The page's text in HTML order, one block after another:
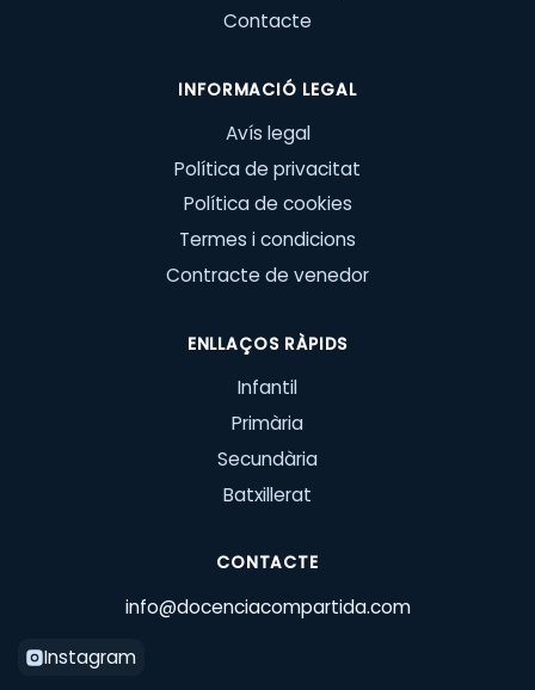
Contacte
INFORMACIÓ LEGAL
Avís legal
Política de privacitat
Política de cookies
Termes i condicions
Contracte de venedor
ENLLAÇOS RÀPIDS
Infantil
Primària
Secundària
Batxillerat
CONTACTE
info@docenciacompartida.com
Instagram